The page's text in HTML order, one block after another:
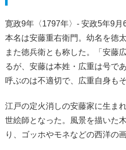
寛政9年〈1797年〉- 安政5年9月
本名は安藤重右衛門。幼名を徳
また徳兵衛とも称した。「安藤
るが、安藤は本姓・広重は号で
呼ぶのは不適切で、広重自身も
江戸の定火消しの安藤家に生ま
世絵師となった。風景を描いた
り、ゴッホやモネなどの西洋の